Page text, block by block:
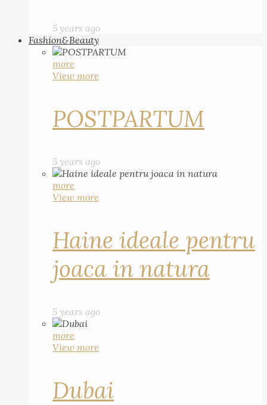
5 years ago
Fashion&Beauty
more
View more
POSTPARTUM
5 years ago
more
View more
Haine ideale pentru
joaca in natura
5 years ago
more
View more
Dubai